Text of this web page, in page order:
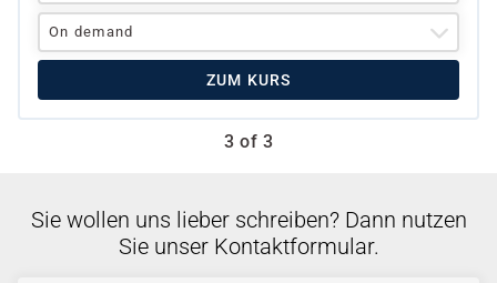
On demand
ZUM KURS
3 of 3
Sie wollen uns lieber schreiben? Dann nutzen
Sie unser Kontaktformular.